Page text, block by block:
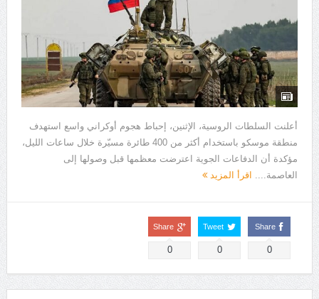
أعلنت السلطات الروسية، الإثنين، إحباط هجوم أوكراني واسع استهدف
منطقة موسكو باستخدام أكثر من 400 طائرة مسيّرة خلال ساعات الليل،
مؤكدة أن الدفاعات الجوية اعترضت معظمها قبل وصولها إلى
العاصمة.... اقرأ المزيد
Share
0
Tweet
0
Share
0